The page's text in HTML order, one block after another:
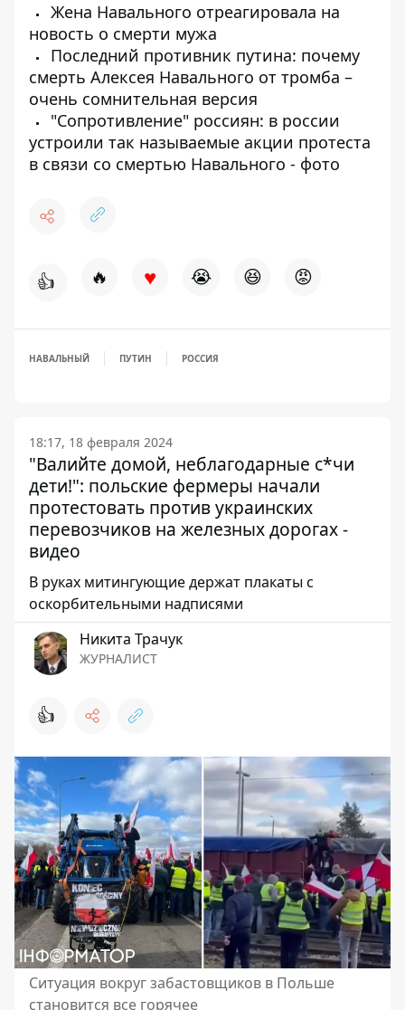
Жена Навального отреагировала на
новость о смерти мужа
Последний противник путина: почему
смерть Алексея Навального от тромба –
очень сомнительная версия
"Сопротивление" россиян: в россии
устроили так называемые акции протеста
в связи со смертью Навального - фото
👍 🔥 ♥ 😭 😆 😡
НАВАЛЬНЫЙ ПУТИН РОССИЯ
18:17, 18 февраля 2024
"Валийте домой, неблагодарные с*чи
дети!": польские фермеры начали
протестовать против украинских
перевозчиков на железных дорогах -
видео
В руках митингующие держат плакаты с
оскорбительными надписями
Никита Трачук
ЖУРНАЛИСТ
👍
Ситуация вокруг забастовщиков в Польше
становится все горячее